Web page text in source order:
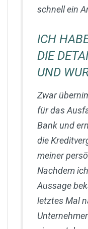
schnell ein
ICH
DIE
UND
Zwar
für das
Bank und
die
meiner
Nachdem
Aussage
letztes Mal